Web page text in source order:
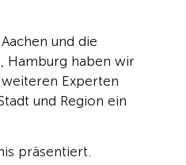
und die
Hamburg haben wir
Experten
und Region ein
präsentiert.